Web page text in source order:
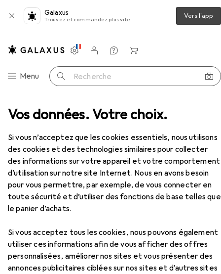
Vos données. Votre choix.
Si vous n’acceptez que les cookies essentiels, nous utilisons
des cookies et des technologies similaires pour collecter
des informations sur votre appareil et votre comportement
d’utilisation sur notre site Internet. Nous en avons besoin
pour vous permettre, par exemple, de vous connecter en
toute sécurité et d’utiliser des fonctions de base telles que
le panier d’achats.
Si vous acceptez tous les cookies, nous pouvons également
utiliser ces informations afin de vous afficher des offres
personnalisées, améliorer nos sites et vous présenter des
annonces publicitaires ciblées sur nos sites et d’autres sites
Galaxus
Trouvez et commandez plus vite Vers l'app
Navigation par catégorie
Menu Recherche
Paramètres
Compte client
Listes de comparaison
Listes d'envies
Panier
peinture Farbwalze 25cm für glatte Untergrün
Farbwalze 25cm für glatte Untergrün
9 cm
Accessoires pour Farbwalze
25cm für glatte Untergrün
Ici, vous trouverez des accessoires compatibles avec le
produit Farbwalze 25cm für glatte Untergrün des
catégories Matériaux de protection, Ruban adhésif et
Accessoires de peinture.